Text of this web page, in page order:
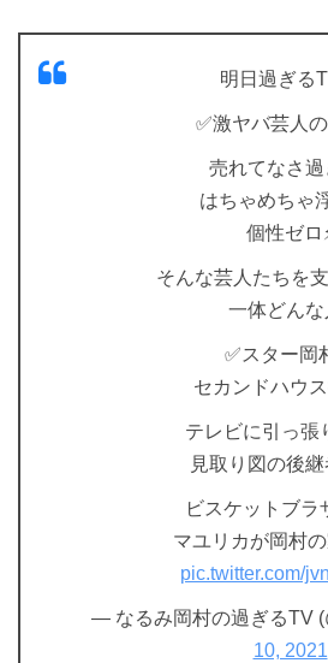
明日過ぎる
✅激ヤバ芸人
売れてなさ過
はちゃめちゃ
個性ゼロ
そんな芸人たちを
一体どんな
✅スター岡
セカンドハウ
テレビに引っ張
見取り図の後
ビスケットブラ
マユリカが岡村
pic.twitter.com/
— なるみ岡村の過ぎるTV
10, 2021